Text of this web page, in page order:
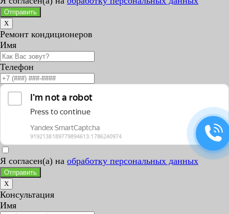
Отправить
X
Ремонт кондиционеров
Имя
Телефон
Я согласен(а) на обработку персональных данных
Отправить
X
Консультация
Имя